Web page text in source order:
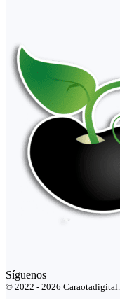
Síguenos
© 2022 - 2026